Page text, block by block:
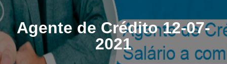
Agente de Crédito 12-07-
2021